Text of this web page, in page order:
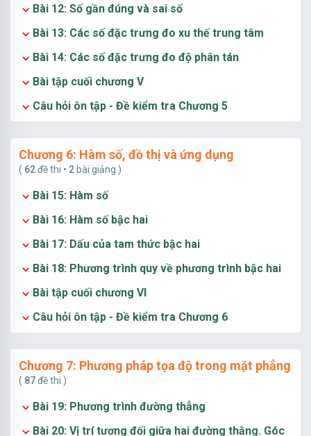
Bài 12: Số gần đúng và sai số
Bài 13: Các số đặc trưng đo xu thế trung tâm
Bài 14: Các số đặc trưng đo độ phân tán
Bài tập cuối chương V
Câu hỏi ôn tập - Đề kiểm tra Chương 5
Chương 6: Hàm số, đồ thị và ứng dụng
( 62đề thi • 2 bài giảng )
Bài 15: Hàm số
Bài 16: Hàm số bậc hai
Bài 17: Dấu của tam thức bậc hai
Bài 18: Phương trình quy về phương trình bậc hai
Bài tập cuối chương VI
Câu hỏi ôn tập - Đề kiểm tra Chương 6
Chương 7: Phương pháp tọa độ trong mặt phẳng
( 87đề thi )
Bài 19: Phương trình đường thẳng
Bài 20: Vị trí tương đối giữa hai đường thằng. Góc